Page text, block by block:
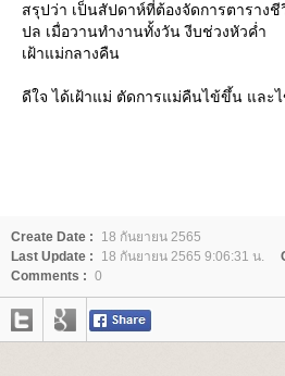
สรุปว่า เป็นสัปดาห์ที่ต้องจัดการตารางชี
ปล เมื่อวานทำงานทั้งวัน งีบช่วงหัวค่ำ
เฝ้าแม่กลางคืน
ดีใจ ได้เฝ้าแม่ ตัดการแม่คืนไข้ขึ้น และไ
Create Date :
18 กันยายน 2565
Last Update :
18 กันยายน 2565 9:06:31 น.
Comments : 0